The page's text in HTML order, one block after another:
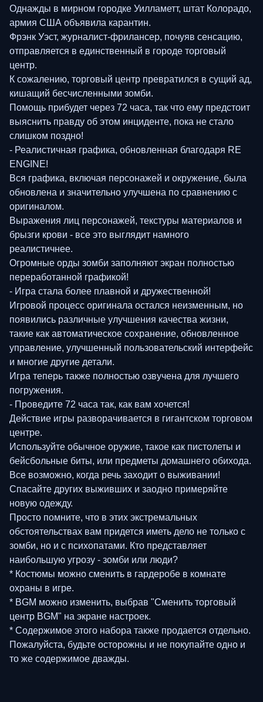
Однажды в мирном городке Уилламетт, штат Колорадо,
армия США объявила карантин.
Фрэнк Уэст, журналист-фрилансер, почуяв сенсацию,
отправляется в единственный в городе торговый
центр.
К сожалению, торговый центр превратился в сущий ад,
кишащий бесчисленными зомби.
Помощь прибудет через 72 часа, так что ему предстоит
выяснить правду об этом инциденте, пока не стало
слишком поздно!
- Реалистичная графика, обновленная благодаря RE
ENGINE!
Вся графика, включая персонажей и окружение, была
обновлена и значительно улучшена по сравнению с
оригиналом.
Выражения лиц персонажей, текстуры материалов и
брызги крови - все это выглядит намного
реалистичнее.
Огромные орды зомби заполняют экран полностью
переработанной графикой!
- Игра стала более плавной и дружественной!
Игровой процесс оригинала остался неизменным, но
появились различные улучшения качества жизни,
такие как автоматическое сохранение, обновленное
управление, улучшенный пользовательский интерфейс
и многие другие детали.
Игра теперь также полностью озвучена для лучшего
погружения.
- Проведите 72 часа так, как вам хочется!
Действие игры разворачивается в гигантском торговом
центре.
Используйте обычное оружие, такое как пистолеты и
бейсбольные биты, или предметы домашнего обихода.
Все возможно, когда речь заходит о выживании!
Спасайте других выживших и заодно примеряйте
новую одежду.
Просто помните, что в этих экстремальных
обстоятельствах вам придется иметь дело не только с
зомби, но и с психопатами. Кто представляет
наибольшую угрозу - зомби или люди?
* Костюмы можно сменить в гардеробе в комнате
охраны в игре.
* BGM можно изменить, выбрав "Сменить торговый
центр BGM" на экране настроек.
* Содержимое этого набора также продается отдельно.
Пожалуйста, будьте осторожны и не покупайте одно и
то же содержимое дважды.